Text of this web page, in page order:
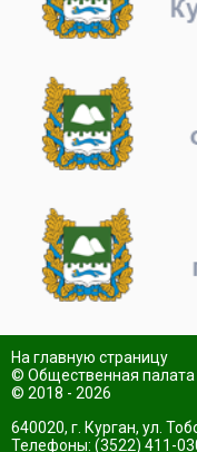
На главную страницу
© Общественная палата
© 2018 - 2026
640020, г. Курган, ул.
Телефоны: (3522) 411-